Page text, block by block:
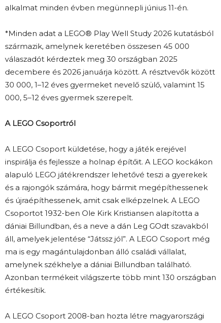
alkalmat minden évben megünnepli június 11-én.
*Minden adat a LEGO® Play Well Study 2026 kutatásból
származik, amelynek keretében összesen 45 000
válaszadót kérdeztek meg 30 országban 2025
decembere és 2026 januárja között. A résztvevők között
30 000, 1–12 éves gyermeket nevelő szülő, valamint 15
000, 5–12 éves gyermek szerepelt.
A LEGO Csoportról
A LEGO Csoport küldetése, hogy a játék erejével
inspirálja és fejlessze a holnap építőit. A LEGO kockákon
alapuló LEGO játékrendszer lehetővé teszi a gyerekek
és a rajongók számára, hogy bármit megépíthessenek
és újraépíthessenek, amit csak elképzelnek. A LEGO
Csoportot 1932-ben Ole Kirk Kristiansen alapította a
dániai Billundban, és a neve a dán Leg GOdt szavakból
áll, amelyek jelentése “Játssz jól”. A LEGO Csoport még
ma is egy magántulajdonban álló családi vállalat,
amelynek székhelye a dániai Billundban található.
Azonban termékeit világszerte több mint 130 országban
értékesítik.
A LEGO Csoport 2008-ban hozta létre magyarországi